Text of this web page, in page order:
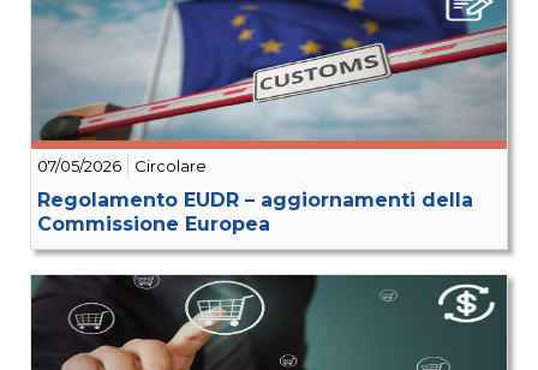
07/05/2026 Circolare
Regolamento EUDR – aggiornamenti della
Commissione Europea